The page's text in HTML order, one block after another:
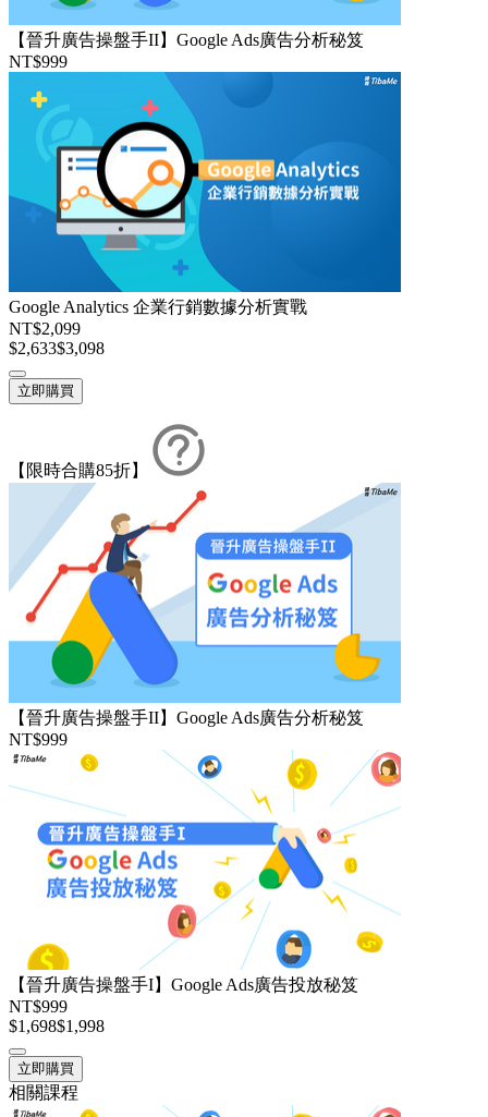
【晉升廣告操盤手II】Google Ads廣告分析秘笈
NT$999
Google Analytics 企業行銷數據分析實戰
NT$2,099
$2,633$3,098
立即購買
【限時合購85折】
【晉升廣告操盤手II】Google Ads廣告分析秘笈
NT$999
【晉升廣告操盤手I】Google Ads廣告投放秘笈
NT$999
$1,698$1,998
立即購買
相關課程